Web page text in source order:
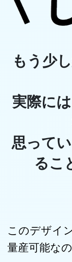
もう少
実際に
思って
るこ
このデザイ
量産可能な